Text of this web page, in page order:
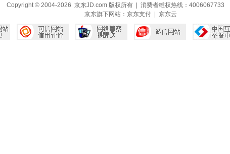
Copyright © 2004-2026 京东JD.com 版权所有 | 消费者维权热线：4006067733
京东旗下网站： 京东支付| 京东云